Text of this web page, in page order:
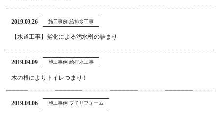
2019.09.26 施工事例 給排水工事
【水道工事】劣化による汚水桝の詰まり
2019.09.09 施工事例 給排水工事
木の根によりトイレつまり！
2019.08.06 施工事例 プチリフォーム